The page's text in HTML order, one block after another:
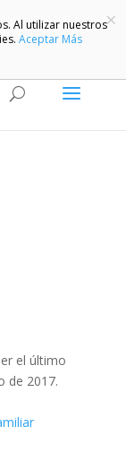
el último
de 2017.
×
Al utilizar nuestros
Aceptar Más